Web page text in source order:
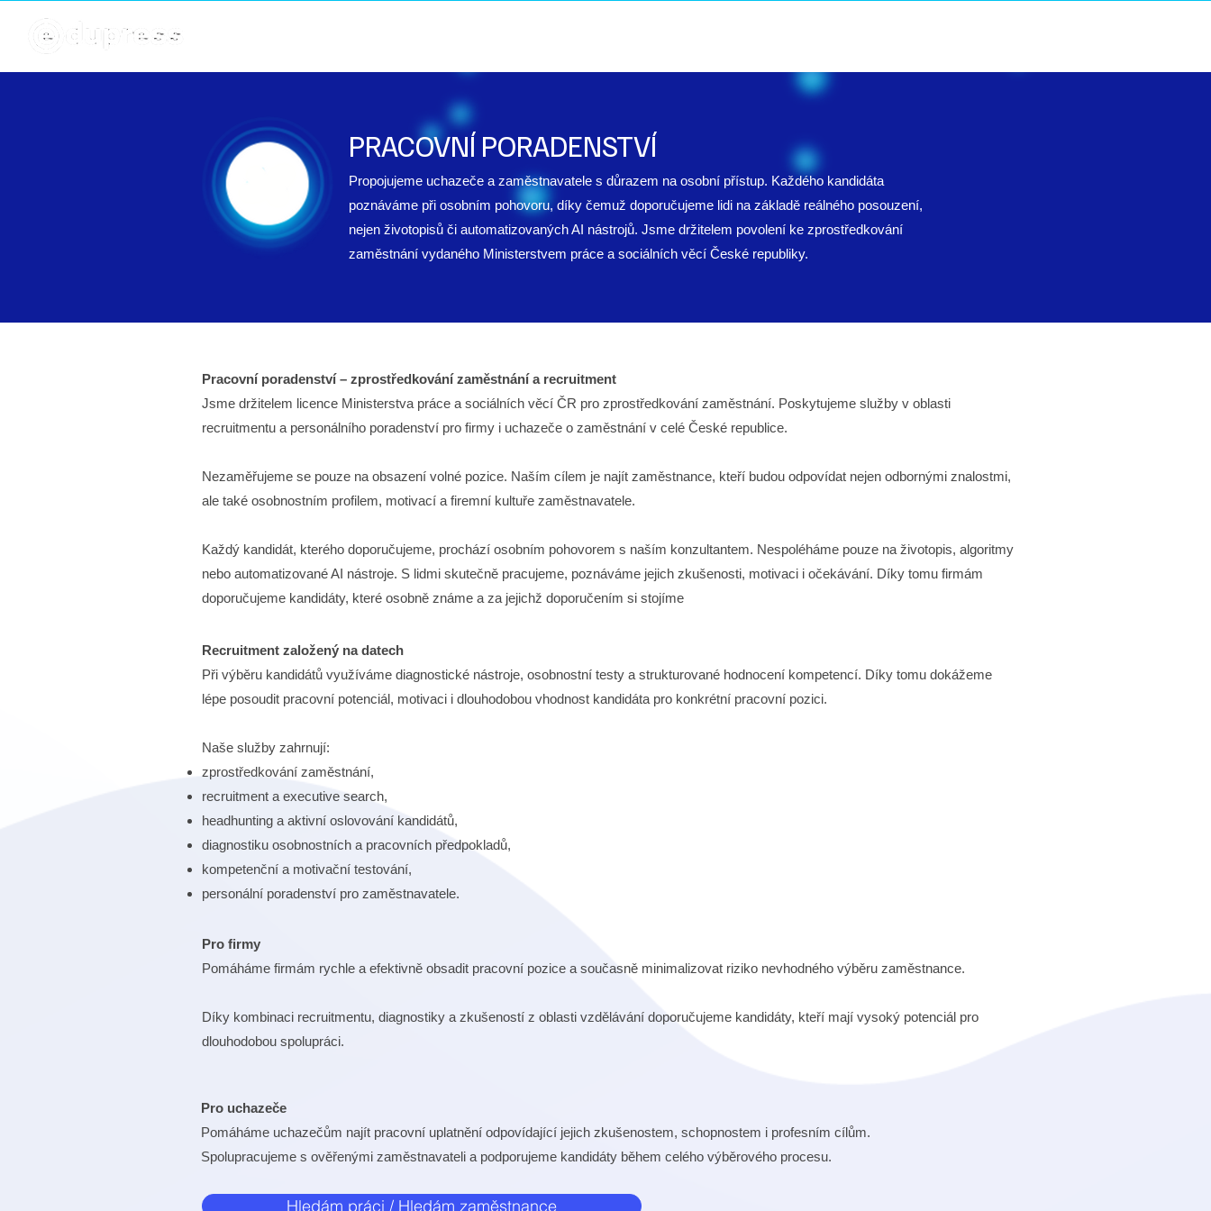
PRACOVNÍ PORADENSTVÍ
Propojujeme uchazeče a zaměstnavatele s důrazem na osobní přístup. Každého kandidáta
poznáváme při osobním pohovoru, díky čemuž doporučujeme lidi na základě reálného posouzení,
nejen životopisů či automatizovaných AI nástrojů. Jsme držitelem povolení ke zprostředkování
zaměstnání vydaného Ministerstvem práce a sociálních věcí České republiky.
Pracovní poradenství – zprostředkování zaměstnání a recruitment
Jsme držitelem licence Ministerstva práce a sociálních věcí ČR pro zprostředkování zaměstnání. Poskytujeme služby v oblasti
recruitmentu a personálního poradenství pro firmy i uchazeče o zaměstnání v celé České republice.
Nezaměřujeme se pouze na obsazení volné pozice. Naším cílem je najít zaměstnance, kteří budou odpovídat nejen odbornými znalostmi,
ale také osobnostním profilem, motivací a firemní kultuře zaměstnavatele.
Každý kandidát, kterého doporučujeme, prochází osobním pohovorem s naším konzultantem. Nespoléháme pouze na životopis, algoritmy
nebo automatizované AI nástroje. S lidmi skutečně pracujeme, poznáváme jejich zkušenosti, motivaci i očekávání. Díky tomu firmám
doporučujeme kandidáty, které osobně známe a za jejichž doporučením si stojíme
Recruitment založený na datech
Při výběru kandidátů využíváme diagnostické nástroje, osobnostní testy a strukturované hodnocení kompetencí. Díky tomu dokážeme
lépe posoudit pracovní potenciál, motivaci i dlouhodobou vhodnost kandidáta pro konkrétní pracovní pozici.
Naše služby zahrnují:
zprostředkování zaměstnání,
recruitment a executive search,
headhunting a aktivní oslovování kandidátů,
diagnostiku osobnostních a pracovních předpokladů,
kompetenční a motivační testování,
personální poradenství pro zaměstnavatele.
Pro firmy
Pomáháme firmám rychle a efektivně obsadit pracovní pozice a současně minimalizovat riziko nevhodného výběru zaměstnance.
Díky kombinaci recruitmentu, diagnostiky a zkušeností z oblasti vzdělávání doporučujeme kandidáty, kteří mají vysoký potenciál pro
dlouhodobou spolupráci.
Pro uchazeče
Pomáháme uchazečům najít pracovní uplatnění odpovídající jejich zkušenostem, schopnostem i profesním cílům.
Spolupracujeme s ověřenými zaměstnavateli a podporujeme kandidáty během celého výběrového procesu.
Hledám práci / Hledám zaměstnance